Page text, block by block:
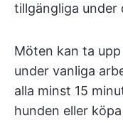
tillgängliga under
Möten kan ta
under vanliga
alla minst 15
hunden eller